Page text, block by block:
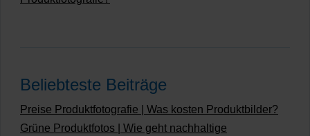
Beliebteste Beiträge
Preise Produktfotografie | Was kosten Produktbilder?
Grüne Produktfotos | Wie geht nachhaltige